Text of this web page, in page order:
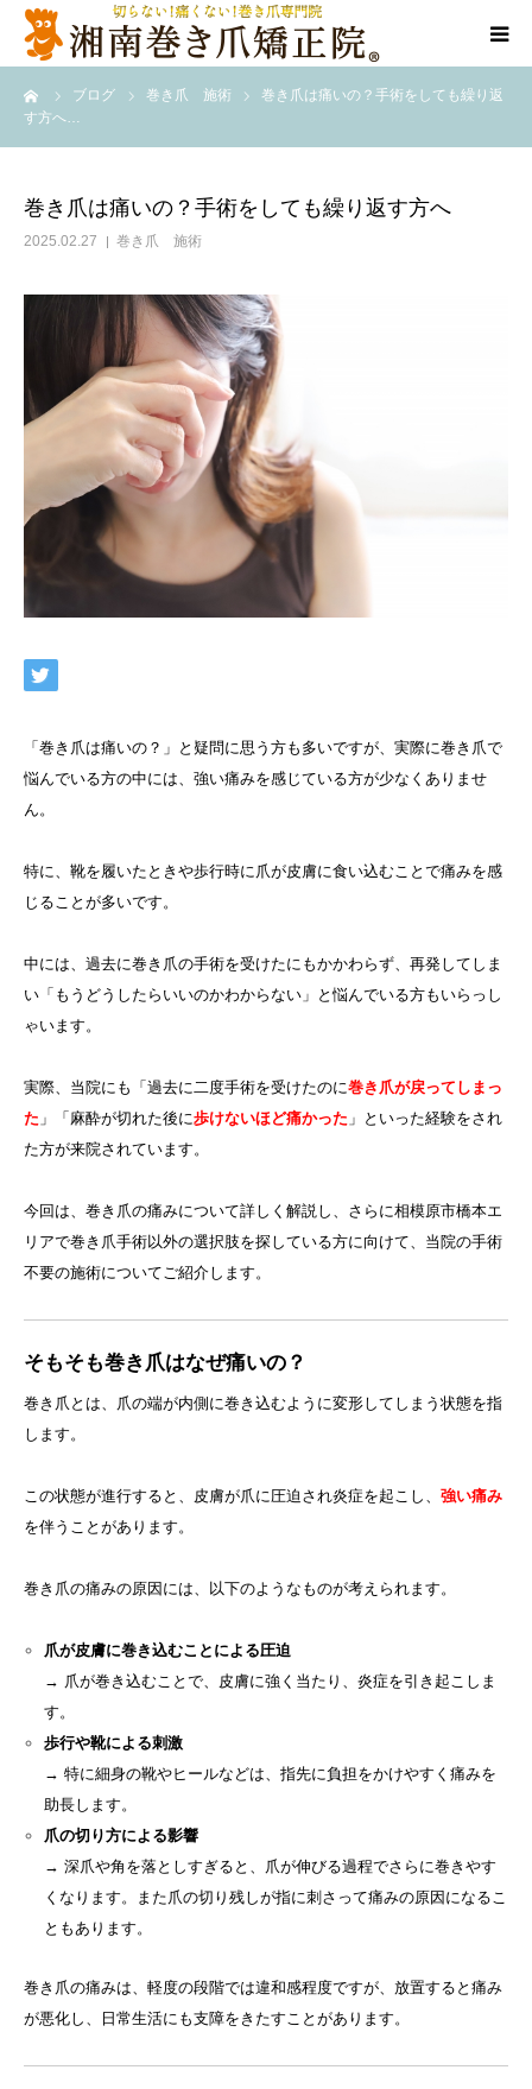
ブログ 巻き爪 施術
巻き爪は痛いの？手術をしても繰り返
す方へ…
巻き爪は痛いの？手術をしても繰り返す方へ
2025.02.27 巻き爪 施術
「巻き爪は痛いの？」と疑問に思う方も多いですが、実際に巻き爪で
悩んでいる方の中には、強い痛みを感じている方が少なくありませ
ん。
特に、靴を履いたときや歩行時に爪が皮膚に食い込むことで痛みを感
じることが多いです。
中には、過去に巻き爪の手術を受けたにもかかわらず、再発してしま
い「もうどうしたらいいのかわからない」と悩んでいる方もいらっし
ゃいます。
実際、当院にも「過去に二度手術を受けたのに巻き爪が戻ってしまっ
た 」「麻酔が切れた後に歩けないほど痛かった 」といった経験をされ
た方が来院されています。
今回は、巻き爪の痛みについて詳しく解説し、さらに相模原市橋本エ
リアで巻き爪手術以外の選択肢を探している方に向けて、当院の手術
不要の施術についてご紹介します。
そもそも巻き爪はなぜ痛いの？
巻き爪とは、爪の端が内側に巻き込むように変形してしまう状態を指
します。
この状態が進行すると、皮膚が爪に圧迫され炎症を起こし、 強い痛み
を伴うことがあります。
巻き爪の痛みの原因には、以下のようなものが考えられます。
爪が皮膚に巻き込むことによる圧迫
→ 爪が巻き込むことで、皮膚に強く当たり、炎症を引き起こしま
す。
歩行や靴による刺激
→ 特に細身の靴やヒールなどは、指先に負担をかけやすく痛みを
助長します。
爪の切り方による影響
→ 深爪や角を落としすぎると、爪が伸びる過程でさらに巻きやす
くなります。また爪の切り残しが指に刺さって痛みの原因になるこ
ともあります。
巻き爪の痛みは、軽度の段階では違和感程度ですが、放置すると痛み
が悪化し、日常生活にも支障をきたすことがあります。
代表ご挨拶
料金表
店舗情報
Q＆A
告知/SNS